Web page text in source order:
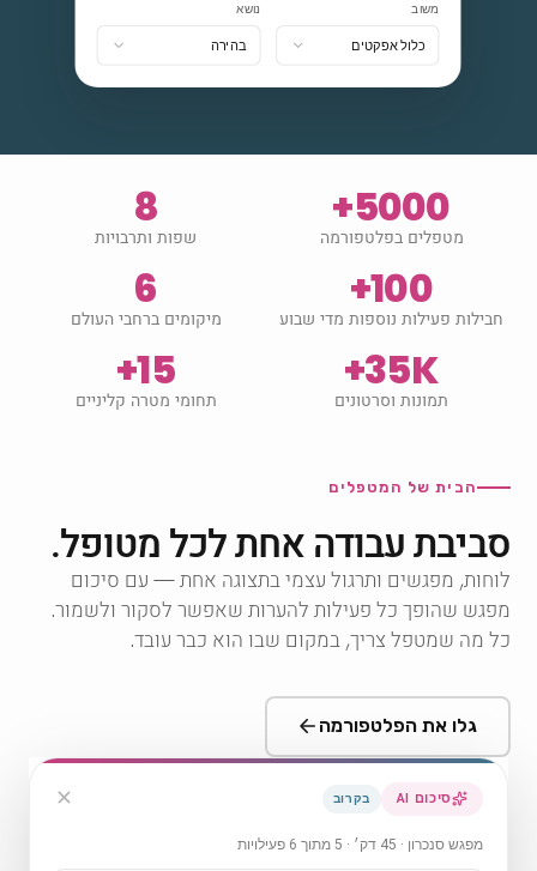
משוב
כלול אפקטים
נושא
בהירה
5000+
מטפלים בפלטפורמה
8
שפות ותרבויות
100+
חבילות פעילות נוספות מדי שבוע
6
מיקומים ברחבי העולם
35K+
תמונות וסרטונים
15+
תחומי מטרה קליניים
הבית של המטפלים
סביבת עבודה אחת לכל מטופל.
לוחות, מפגשים ותרגול עצמי בתצוגה אחת — עם סיכום
מפגש שהופך כל פעילות להערות שאפשר לסקור ולשמור.
כל מה שמטפל צריך, במקום שבו הוא כבר עובד.
גלו את הפלטפורמה
סיכום AI בקרוב
מפגש סנכרון · 45 דק׳ · 5 מתוך 6 פעילויות